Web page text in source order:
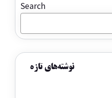
Search
نوشته‌های تازه